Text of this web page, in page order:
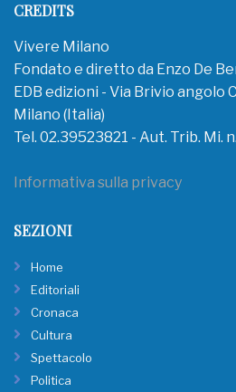
CREDITS
Vivere Milano
Fondato e diretto da Enzo De
EDB edizioni - Via Brivio angolo
Milano (Italia)
Tel. 02.39523821 - Aut. Trib. Mi.
Informativa sulla privacy
SEZIONI
Home
Editoriali
Cronaca
Cultura
Spettacolo
Politica